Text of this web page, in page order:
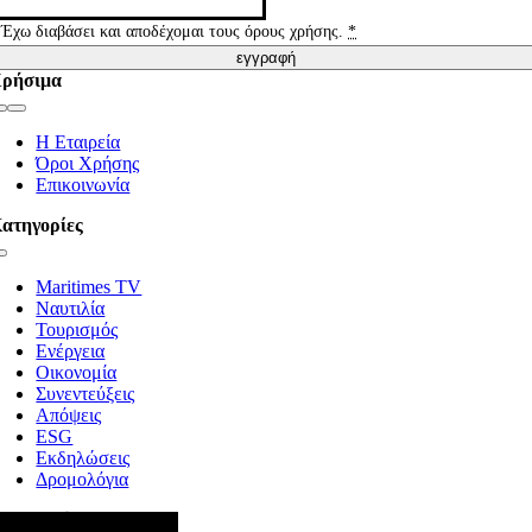
Έχω διαβάσει και αποδέχομαι τους όρους χρήσης.*
εγγραφή
Η Εταιρεία
Όροι Χρήσης
Επικοινωνία
Maritimes TV
Ναυτιλία
Τουρισμός
Ενέργεια
Οικονομία
Συνεντεύξεις
Απόψεις
ESG
Εκδηλώσεις
Δρομολόγια